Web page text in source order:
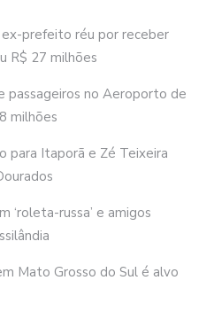
prefeito réu por receber
R$ 27 milhões
passageiros no Aeroporto de
milhões
para Itaporã e Zé Teixeira
‘roleta-russa’ e amigos
Mato Grosso do Sul é alvo